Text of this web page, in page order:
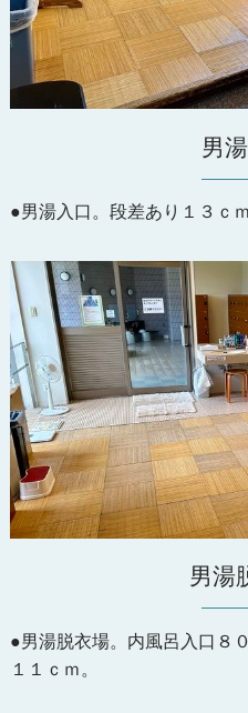
男
●男湯入口。段差あり１３ｃｍ
男湯
●男湯脱衣場。内風呂入口８
１１ｃｍ。